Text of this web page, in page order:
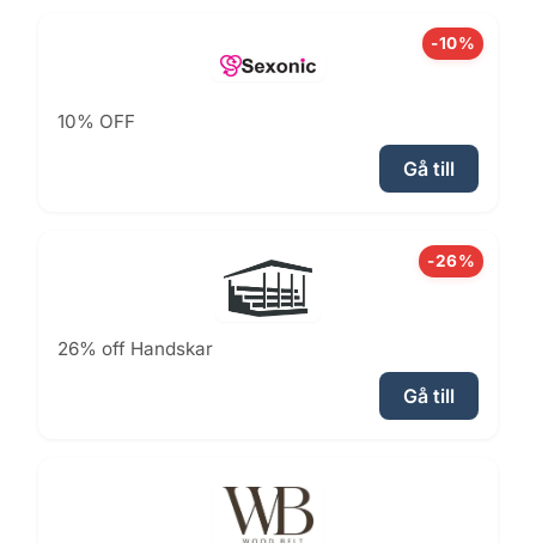
-10%
10% OFF
Gå till
-26%
26% off Handskar
Gå till